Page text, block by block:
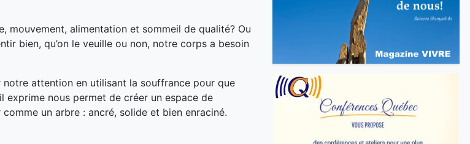
alimentation et sommeil de qualité? Ou
bien, qu’on le veuille ou non, notre corps a besoin
notre attention en utilisant la souffrance pour que
exprime nous permet de créer un espace de
un arbre : ancré, solide et bien enraciné.